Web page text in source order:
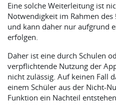
Eine solche Weiterleitung ist
Notwendigkeit im Rahmen des
und kann daher nur aufgrund
erfolgen.
Daher ist eine durch Schulen
verpflichtende Nutzung der
nicht zulässig. Auf keinen Fall
einem Schüler aus der Nicht-
Funktion ein Nachteil